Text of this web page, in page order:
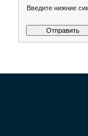
Введите нижние